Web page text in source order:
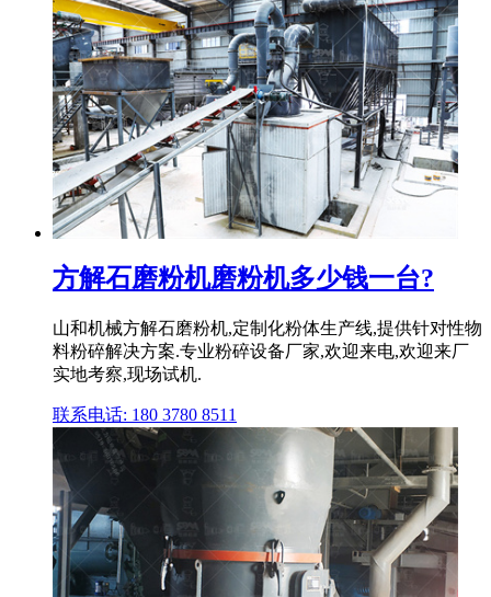
方解石磨粉机磨粉机多少钱一台?
山和机械方解石磨粉机,定制化粉体生产线,提供针对性物
料粉碎解决方案.专业粉碎设备厂家,欢迎来电,欢迎来厂
实地考察,现场试机.
联系电话: 180 3780 8511